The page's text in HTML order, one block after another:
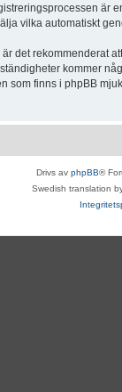
vilka automatiskt
det
kommer
som finns i phpBB
Drivs av phpBB®
Swedish translation